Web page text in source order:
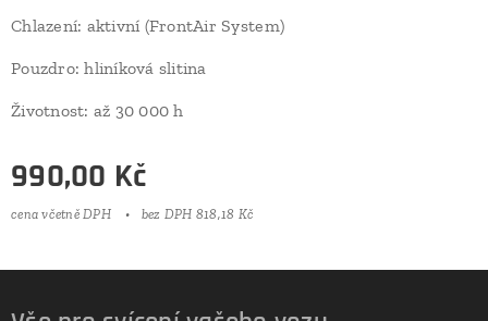
Chlazení: aktivní (FrontAir System)
Pouzdro: hliníková slitina
Životnost: až 30 000 h
990,00 Kč
cena včetně DPH bez DPH 818,18 Kč